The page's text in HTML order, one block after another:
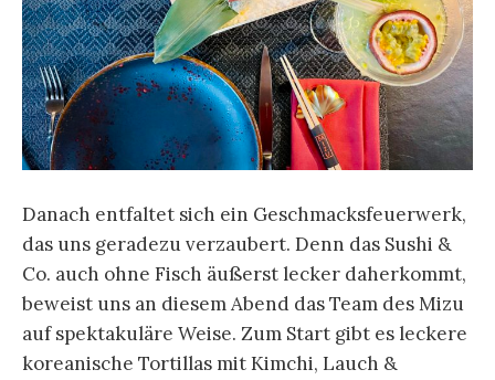
Danach entfaltet sich ein Geschmacksfeuerwerk,
das uns geradezu verzaubert. Denn das Sushi &
Co. auch ohne Fisch äußerst lecker daherkommt,
beweist uns an diesem Abend das Team des Mizu
auf spektakuläre Weise. Zum Start gibt es leckere
koreanische Tortillas mit Kimchi, Lauch &